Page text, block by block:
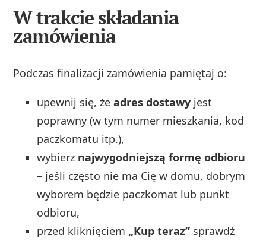
W trakcie składania
zamówienia
Podczas finalizacji zamówienia pamiętaj o:
upewnij się, żeadres dostawy jest
poprawny (w tym numer mieszkania, kod
paczkomatu itp.),
wybierz najwygodniejszą formę odbioru
– jeśli często nie ma Cię w domu, dobrym
wyborem będzie paczkomat lub punkt
odbioru,
przed kliknięciem „Kup teraz” sprawdź